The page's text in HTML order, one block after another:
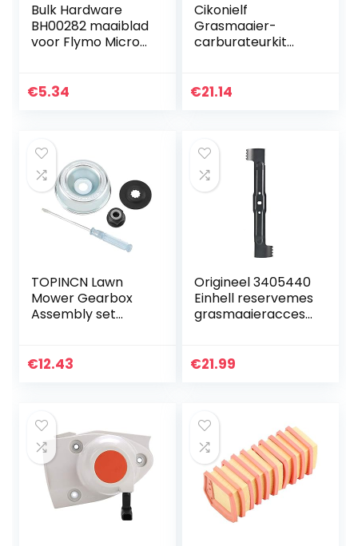
Bulk Hardware
BH00282 maaiblad
voor Flymo Micro
€5.34
Cikonielf
Grasmaaier-
carburateurkit
794147 699660
n…
€21.14
TOPINCN Lawn
Mower Gearbox
Assembly set
n voor
€12.43
Origineel 3405440
Einhell reservemes
grasmaaieraccess
grasmaaiers GC-
€21.99